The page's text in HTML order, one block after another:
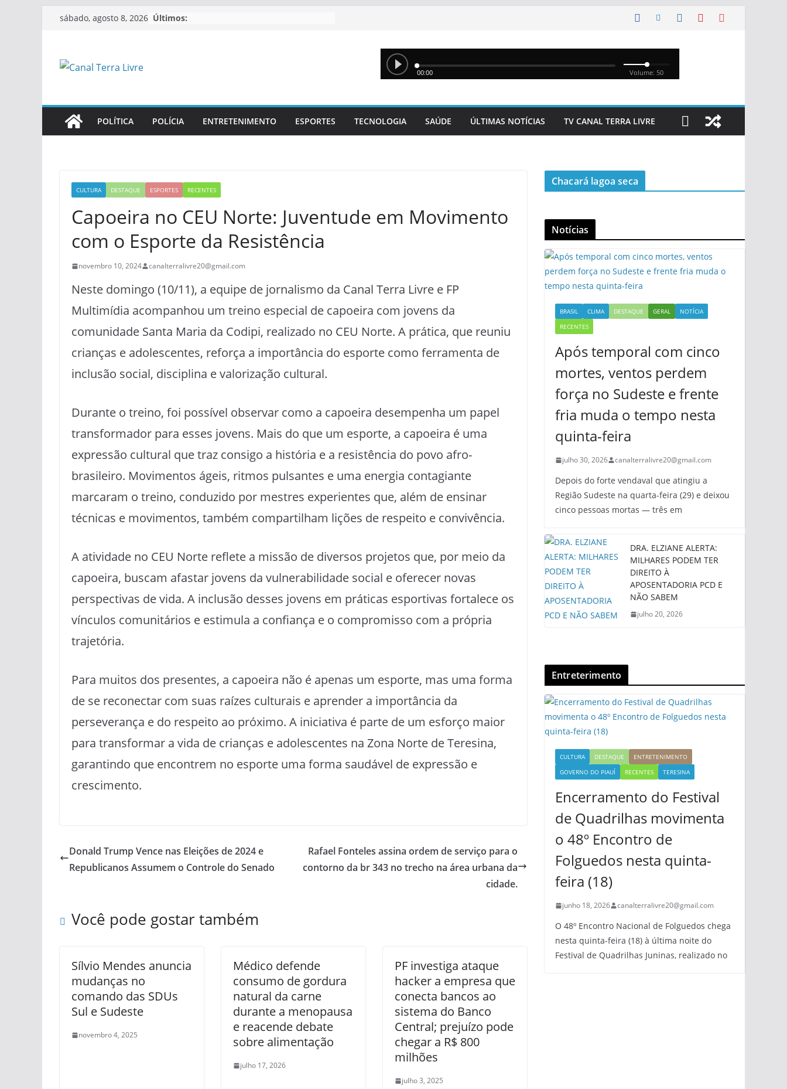
sábado, agosto 8, 2026 Últimos:
POLÍTICA POLÍCIA ENTRETENIMENTO ESPORTES TECNOLOGIA SAÚDE ÚLTIMAS NOTÍCIAS TV CANAL TERRA LIVRE
CULTURA DESTAQUE ESPORTES RECENTES
Capoeira no CEU Norte: Juventude em Movimento
com o Esporte da Resistência
novembro 10, 2024 canalterralivre20@gmail.com
Neste domingo (10/11), a equipe de jornalismo da Canal Terra Livre e FP
Multimídia acompanhou um treino especial de capoeira com jovens da
comunidade Santa Maria da Codipi, realizado no CEU Norte. A prática, que reuniu
crianças e adolescentes, reforça a importância do esporte como ferramenta de
inclusão social, disciplina e valorização cultural.
Durante o treino, foi possível observar como a capoeira desempenha um papel
transformador para esses jovens. Mais do que um esporte, a capoeira é uma
expressão cultural que traz consigo a história e a resistência do povo afro-
brasileiro. Movimentos ágeis, ritmos pulsantes e uma energia contagiante
marcaram o treino, conduzido por mestres experientes que, além de ensinar
técnicas e movimentos, também compartilham lições de respeito e convivência.
A atividade no CEU Norte reflete a missão de diversos projetos que, por meio da
capoeira, buscam afastar jovens da vulnerabilidade social e oferecer novas
perspectivas de vida. A inclusão desses jovens em práticas esportivas fortalece os
vínculos comunitários e estimula a confiança e o compromisso com a própria
trajetória.
Para muitos dos presentes, a capoeira não é apenas um esporte, mas uma forma
de se reconectar com suas raízes culturais e aprender a importância da
perseverança e do respeito ao próximo. A iniciativa é parte de um esforço maior
para transformar a vida de crianças e adolescentes na Zona Norte de Teresina,
garantindo que encontrem no esporte uma forma saudável de expressão e
crescimento.
Donald Trump Vence nas Eleições de 2024 e
Republicanos Assumem o Controle do Senado
Rafael Fonteles assina ordem de serviço para o
contorno da br 343 no trecho na área urbana da
cidade.
Você pode gostar também
Sílvio Mendes anuncia
mudanças no
comando das SDUs
Sul e Sudeste
novembro 4, 2025
Médico defende
consumo de gordura
natural da carne
durante a menopausa
e reacende debate
sobre alimentação
julho 17, 2026
PF investiga ataque
hacker a empresa que
conecta bancos ao
sistema do Banco
Central; prejuízo pode
chegar a R$ 800
milhões
julho 3, 2025
Chacará lagoa seca
Notícias
BRASIL CLIMA DESTAQUE GERAL
NOTÍCIA
RECENTES
Após temporal com cinco
mortes, ventos perdem
força no Sudeste e frente
fria muda o tempo nesta
quinta-feira
julho 30, 2026 canalterralivre20@gmail.com
Depois do forte vendaval que atingiu a
Região Sudeste na quarta-feira (29) e deixou
cinco pessoas mortas — três em
DRA. ELZIANE ALERTA:
MILHARES PODEM TER
DIREITO À
APOSENTADORIA PCD E
NÃO SABEM
julho 20, 2026
Entreterimento
CULTURA DESTAQUE
ENTRETENIMENTO
GOVERNO DO PIAUÍ
RECENTES TERESINA
Encerramento do Festival
de Quadrilhas movimenta
o 48º Encontro de
Folguedos nesta quinta-
feira (18)
junho 18, 2026 canalterralivre20@gmail.com
O 48º Encontro Nacional de Folguedos chega
nesta quinta-feira (18) à última noite do
Festival de Quadrilhas Juninas, realizado no